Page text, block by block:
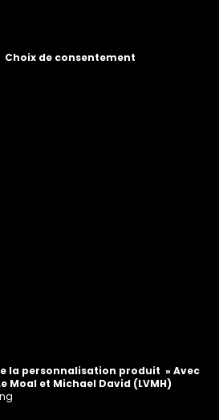
Choix de consentement
la personnalisation produit » Avec
Moal et Michael David (LVMH)